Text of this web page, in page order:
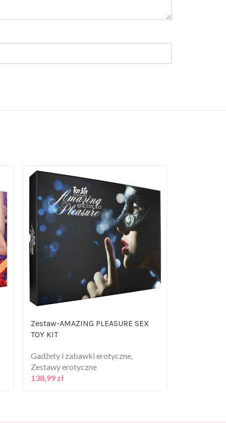
Zestaw-AMAZING PLEASURE SEX
TOY KIT
Gadżety i zabawki erotyczne,
Zestawy erotyczne
138,99 zł